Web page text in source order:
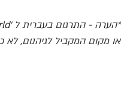
*הערה - התרגום בעברית ל 'Underworld' הוא '
או מקום המקביל לגיהנום,